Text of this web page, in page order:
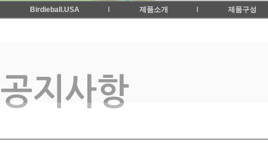
Birdieball.USA 제품소개 제품구성